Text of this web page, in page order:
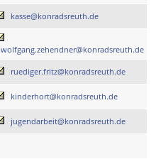
kasse@konradsreuth.de
wolfgang.zehendner@konradsreuth.de
ruediger.fritz@konradsreuth.de
kinderhort@konradsreuth.de
jugendarbeit@konradsreuth.de